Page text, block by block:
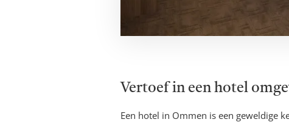
Vertoef in een hotel
Een hotel in Ommen is een geweldige